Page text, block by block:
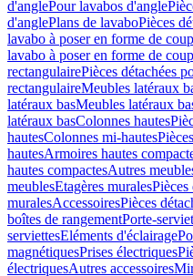
d'anglePour lavabos d'angle
d'anglePlans de lavaboPièces
lavabo à poser en forme de
lavabo à poser en forme de
rectangulairePièces détachées
rectangulaireMeubles latéraux
latéraux basMeubles latéraux
latéraux basColonnes hautes
hautesColonnes mi-hautes
hautesArmoires hautes
hautes compactesAutres
meublesEtagères muralesPièces
muralesAccessoiresPièces
boîtes de rangementPorte-
serviettesEléments d'éclairage
magnétiquesPrises électriques
électriquesAutres accessoires